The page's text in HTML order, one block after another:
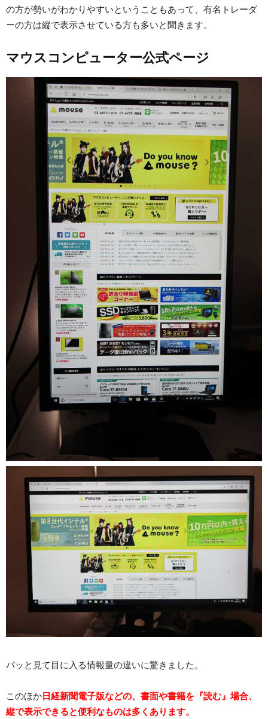
の方が勢いがわかりやすいということもあって、有名トレーダ
ーの方は縦で表示させている方も多いと聞きます。
マウスコンピューター公式ページ
パッと見て目に入る情報量の違いに驚きました。
このほか 日経新聞電子版などの、書面や書籍を『読む』場合、
縦で表示できると便利なものは多くあります。